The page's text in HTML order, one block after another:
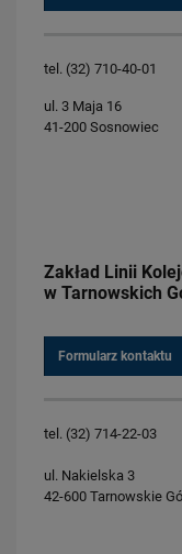
tel. (32) 710-40-01
ul. 3 Maja 16
41-200 Sosnowiec
Zakład Linii
w Tarnowskich
Formularz kontaktu
tel. (32) 714-22-03
ul. Nakielska 3
42-600 Tarnowskie